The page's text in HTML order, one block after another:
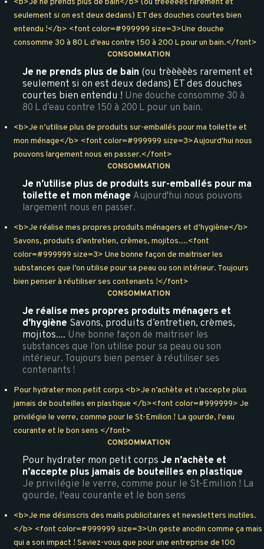
<b>Je ne prends plus de bain</b> (ou trèèèèès rarement et
seulement si on est deux dedans) ET des douches courtes bien
entendu !</b> <font color=#999999 size=3>Une douche
consomme 30 à 80 L d’eau contre 150 à 200 L pour un bain.</font>
CONSOMMATION
Je ne prends plus de bain (ou trèèèèès rarement et
seulement si on est deux dedans) ET des douches
courtes bien entendu ! Une douche consomme 30 à
80 L d’eau contre 150 à 200 L pour un bain.
<b>Je n’utilise plus de produits sur-emballés pour ma toilette et
mon ménage</b> <font color=#999999 size=3>Aujourd'hui nous
pouvons largement nous en passer.</font>
CONSOMMATION
Je n’utilise plus de produits sur-emballés pour ma
toilette et mon ménage Aujourd'hui nous pouvons
largement nous en passer.
<b>Je réalise mes propres produits ménagers et d’hygiène</b>
Savons, produits d’entretien, crèmes, mojitos....<font
color=#999999 size=3> Une bonne façon de maitriser les
substances que l’on utilise pour sa peau ou son intérieur. Toujours
bien penser à réutiliser ses contenants !</font>
CONSOMMATION
Je réalise mes propres produits ménagers et
d’hygiène Savons, produits d’entretien, crèmes,
mojitos.... Une bonne façon de maitriser les
substances que l’on utilise pour sa peau ou son
intérieur. Toujours bien penser à réutiliser ses
contenants !
Pour hydrater mon petit corps <b>Je n’achète et n’accepte plus
jamais de bouteilles en plastique </b><font color=#999999> Je
privilégie le verre, comme pour le St-Emilion ! La gourde, l'eau
courante et le bon sens </font>
CONSOMMATION
Pour hydrater mon petit corpsJe n’achète et
n’accepte plus jamais de bouteilles en plastique
Je privilégie le verre, comme pour le St-Emilion ! La
gourde, l'eau courante et le bon sens
<b>Je me désinscris des mails publicitaires et newsletters inutiles.
</b> <font color=#999999 size=3>Un geste anodin comme ça mais
qui a son impact ! Saviez-vous que pour une entreprise de 100